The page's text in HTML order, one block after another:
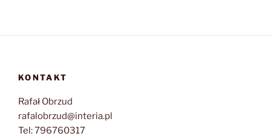
KONTAKT
Rafał Obrzud
rafalobrzud@interia.pl
Tel: 796760317